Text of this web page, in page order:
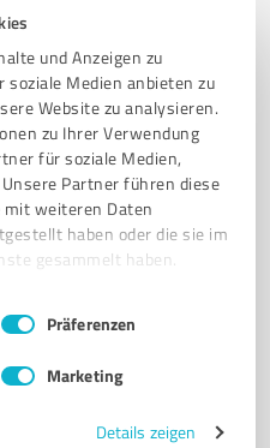
und Anzeigen zu
Medien anbieten zu
Website zu analysieren.
zu Ihrer Verwendung
für soziale Medien,
Partner führen diese
weiteren Daten
haben oder die sie im
gesammelt haben.
Präferenzen
Marketing
Details zeigen
PRODUKTE
5,00